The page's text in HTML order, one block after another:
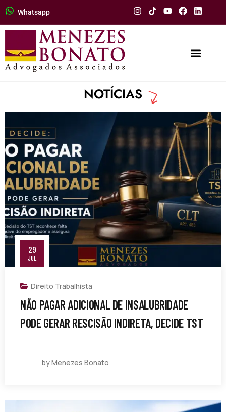
Whatsapp
NOTÍCIAS
29
JUL
Direito Trabalhista
NÃO PAGAR ADICIONAL DE INSALUBRIDADE
PODE GERAR RESCISÃO INDIRETA, DECIDE TST
by Menezes Bonato